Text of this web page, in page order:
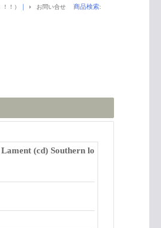
！） ｜ お問い合せ 商品検索:
(cd) Southern lo